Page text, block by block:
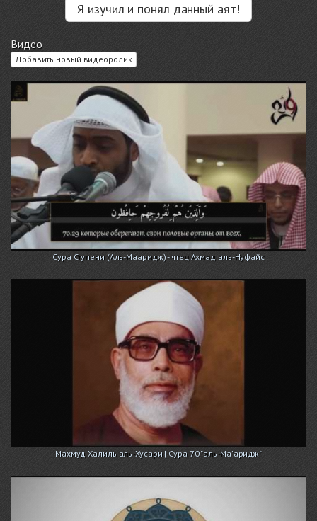
Я изучил и понял данный аят!
Видео
Добавить новый видеоролик
Сура Ступени (Аль-Мааридж) - чтец Ахмад аль-Нуфайс
Махмуд Халиль аль-Хусари | Сура 70 "аль-Ма'аридж"